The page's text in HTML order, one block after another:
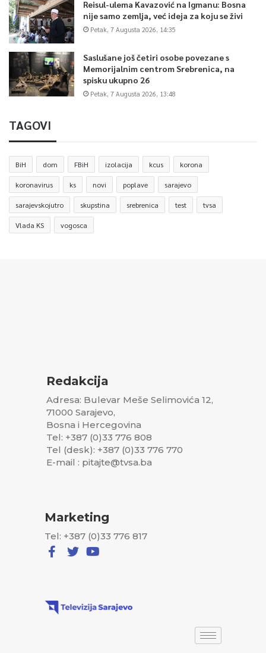
Reisul-ulema Kavazović na Igmanu: Bosna
nije samo zemlja, već ideja za koju se živi
Petak, 7 Augusta 2026, 14:35
Saslušane još četiri osobe povezane s
Memorijalnim centrom Srebrenica, na
spisku ukupno 26
Petak, 7 Augusta 2026, 13:48
TAGOVI
BiH dom FBiH izolacija kcus korona
koronavirus ks novi poplave sarajevo
sarajevskojutro skupstina srebrenica test tvsa
Vlada KS vogosca
Redakcija
Adresa: Bulevar Meše Selimovića 12,
71000 Sarajevo,
Bosna i Hercegovina
Tel: +387 (0)33 776 808
Tel (desk): +387 (0)33 776 770
E-mail : pitajte@tvsa.ba
Marketing
Tel: +387 (0)33 776 817